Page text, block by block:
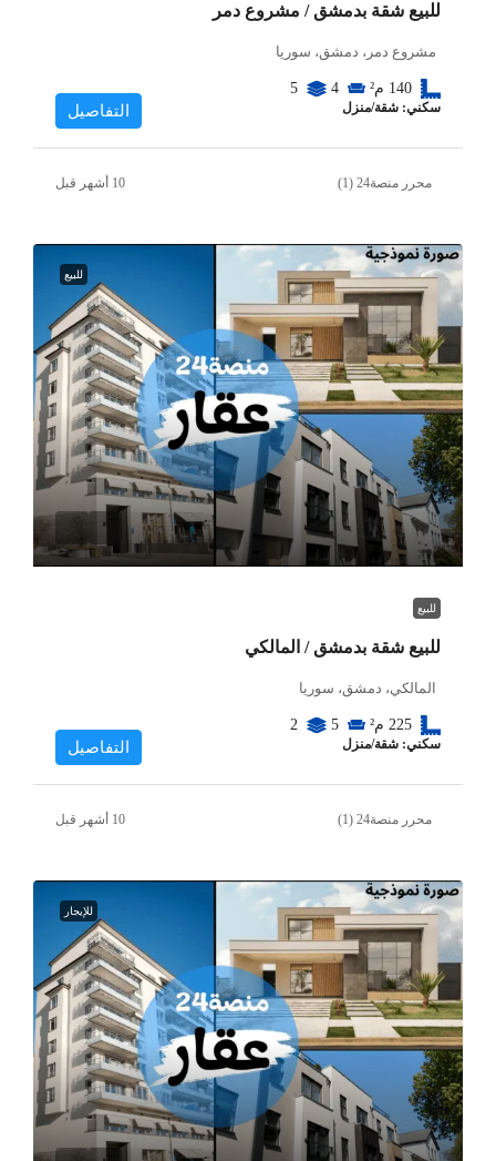
للبيع شقة بدمشق / مشروع دمر
مشروع دمر، دمشق، سوريا
140 م² 4
5
سكني: شقة/منزل التفاصيل
محرر منصة24 (1)
للبيع
للبيع
للبيع شقة بدمشق / المالكي
المالكي، دمشق، سوريا
225 م² 5
2
سكني: شقة/منزل التفاصيل
محرر منصة24 (1)
للإيجار